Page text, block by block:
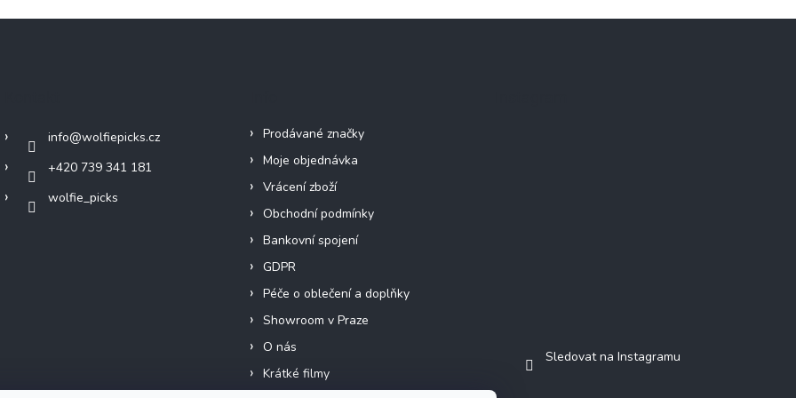
info@wolfiepicks.cz
+420 739 341 181
wolfie_picks
Prodávané značky
Moje objednávka
Vrácení zboží
Obchodní podmínky
Bankovní spojení
GDPR
Péče o oblečení a doplňky
Showroom v Praze
O nás
Krátké filmy
Sledovat na Instagramu